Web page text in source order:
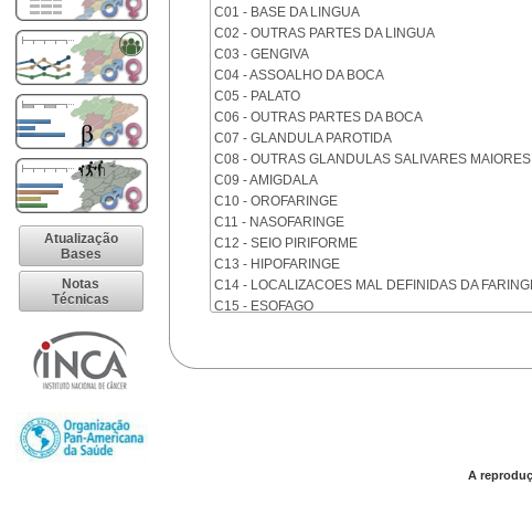
Atualização
Bases
Notas
Técnicas
C01 - BASE DA LINGUA
C02 - OUTRAS PARTES DA LINGUA
C03 - GENGIVA
C04 - ASSOALHO DA BOCA
C05 - PALATO
C06 - OUTRAS PARTES DA BOCA
C07 - GLANDULA PAROTIDA
C08 - OUTRAS GLANDULAS SALIVARES MAIORES
C09 - AMIGDALA
C10 - OROFARINGE
C11 - NASOFARINGE
C12 - SEIO PIRIFORME
C13 - HIPOFARINGE
C14 - LOCALIZACOES MAL DEFINIDAS DA
C15 - ESOFAGO
C18 - COLON
A